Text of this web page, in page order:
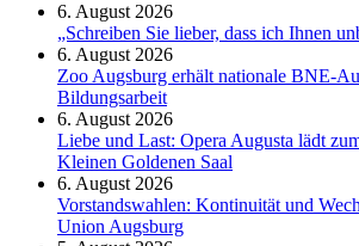
6. August 2026
„Schreiben Sie lieber, dass ich Ihnen
6. August 2026
Zoo Augsburg erhält nationale BNE-
Bildungsarbeit
6. August 2026
Liebe und Last: Opera Augusta lädt
Kleinen Goldenen Saal
6. August 2026
Vorstandswahlen: Kontinuität und
Union Augsburg